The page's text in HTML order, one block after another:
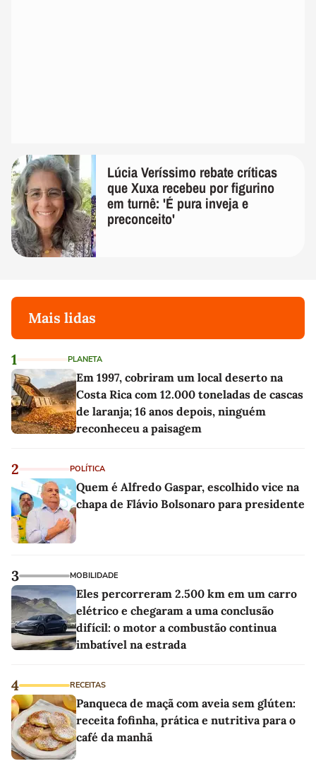
Lúcia Veríssimo rebate críticas
que Xuxa recebeu por figurino
em turnê: 'É pura inveja e
preconceito'
Mais lidas
1 PLANETA
Em 1997, cobriram um local deserto na
Costa Rica com 12.000 toneladas de cascas
de laranja; 16 anos depois, ninguém
reconheceu a paisagem
2 POLÍTICA
Quem é Alfredo Gaspar, escolhido vice na
chapa de Flávio Bolsonaro para presidente
3 MOBILIDADE
Eles percorreram 2.500 km em um carro
elétrico e chegaram a uma conclusão
difícil: o motor a combustão continua
imbatível na estrada
4 RECEITAS
Panqueca de maçã com aveia sem glúten:
receita fofinha, prática e nutritiva para o
café da manhã